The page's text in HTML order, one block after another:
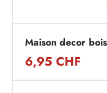
Maison decor
6,95 CHF